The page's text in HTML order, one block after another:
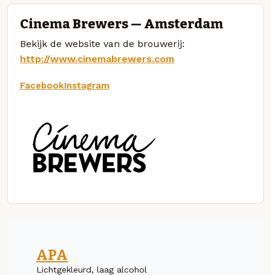
Cinema Brewers — Amsterdam
Bekijk de website van de brouwerij:
http://www.cinemabrewers.com
FacebookInstagram
APA
Lichtgekleurd, laag alcohol